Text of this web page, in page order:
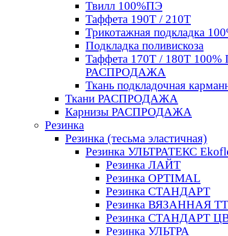
Твилл 100%ПЭ
Таффета 190Т / 210Т
Трикотажная подкладка
Подкладка поливискоза
Таффета 170Т / 180Т 100%
РАСПРОДАЖА
Ткань подкладочная
Ткани РАСПРОДАЖА
Карнизы РАСПРОДАЖА
Резинка
Резинка (тесьма эластичная)
Резинка УЛЬТРАТЕКС
Резинка ЛАЙТ
Резинка OPTIMAL
Резинка СТАНДАРТ
Резинка ВЯЗАННАЯ ТТ
Резинка СТАНДАРТ
Резинка УЛЬТРА